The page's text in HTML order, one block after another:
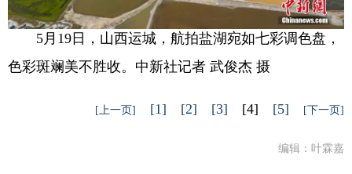
5月19日，山西运城，航拍盐湖宛如七彩调色盘，
色彩斑斓美不胜收。中新社记者 武俊杰 摄
[上一页] [1] [2] [3] [4] [5] [下一页]
编辑：叶霖嘉